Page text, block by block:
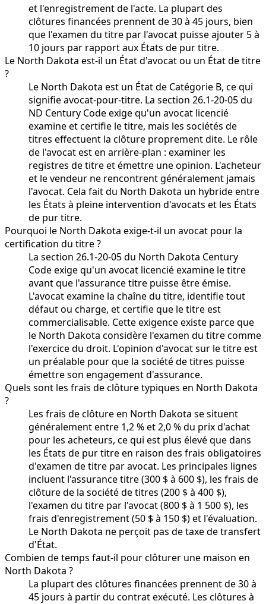
et l'enregistrement de l'acte. La plupart des
clôtures financées prennent de 30 à 45 jours, bien
que l'examen du titre par l'avocat puisse ajouter 5 à
10 jours par rapport aux États de pur titre.
Le North Dakota est-il un État d'avocat ou un État de titre
?
Le North Dakota est un État de Catégorie B, ce qui
signifie avocat-pour-titre. La section 26.1-20-05 du
ND Century Code exige qu'un avocat licencié
examine et certifie le titre, mais les sociétés de
titres effectuent la clôture proprement dite. Le rôle
de l'avocat est en arrière-plan : examiner les
registres de titre et émettre une opinion. L'acheteur
et le vendeur ne rencontrent généralement jamais
l'avocat. Cela fait du North Dakota un hybride entre
les États à pleine intervention d'avocats et les États
de pur titre.
Pourquoi le North Dakota exige-t-il un avocat pour la
certification du titre ?
La section 26.1-20-05 du North Dakota Century
Code exige qu'un avocat licencié examine le titre
avant que l'assurance titre puisse être émise.
L'avocat examine la chaîne du titre, identifie tout
défaut ou charge, et certifie que le titre est
commercialisable. Cette exigence existe parce que
le North Dakota considère l'examen du titre comme
l'exercice du droit. L'opinion d'avocat sur le titre est
un préalable pour que la société de titres puisse
émettre son engagement d'assurance.
Quels sont les frais de clôture typiques en North Dakota
?
Les frais de clôture en North Dakota se situent
généralement entre 1,2 % et 2,0 % du prix d'achat
pour les acheteurs, ce qui est plus élevé que dans
les États de pur titre en raison des frais obligatoires
d'examen de titre par avocat. Les principales lignes
incluent l'assurance titre (300 $ à 600 $), les frais de
clôture de la société de titres (200 $ à 400 $),
l'examen du titre par l'avocat (800 $ à 1 500 $), les
frais d'enregistrement (50 $ à 150 $) et l'évaluation.
Le North Dakota ne perçoit pas de taxe de transfert
d'État.
Combien de temps faut-il pour clôturer une maison en
North Dakota ?
La plupart des clôtures financées prennent de 30 à
45 jours à partir du contrat exécuté. Les clôtures à